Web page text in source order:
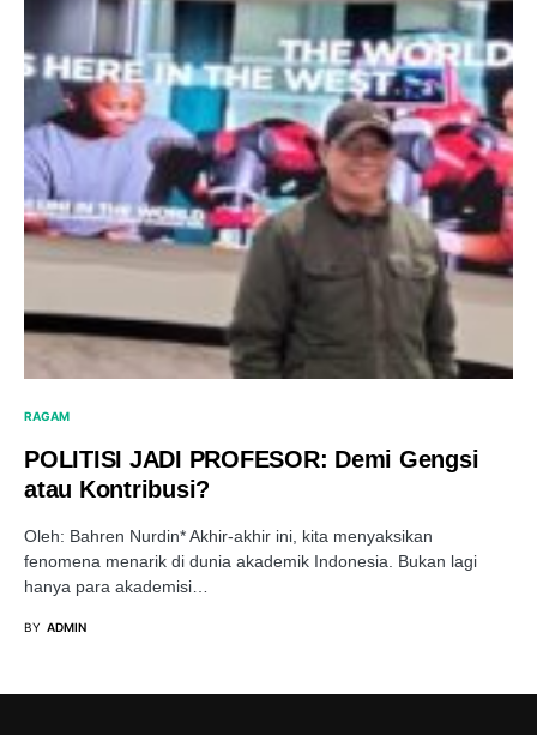
RAGAM
POLITISI JADI PROFESOR: Demi Gengsi
atau Kontribusi?
Oleh: Bahren Nurdin* Akhir-akhir ini, kita menyaksikan
fenomena menarik di dunia akademik Indonesia. Bukan lagi
hanya para akademisi…
BY ADMIN